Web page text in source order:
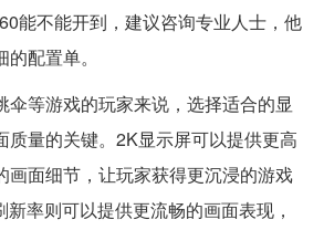
能不能开到，建议咨询专业人士，他
配置单。
伞等游戏的玩家来说，选择适合的显
质量的关键。2K显示屏可以提供更高
画面细节，让玩家获得更沉浸的游戏
率则可以提供更流畅的画面表现，